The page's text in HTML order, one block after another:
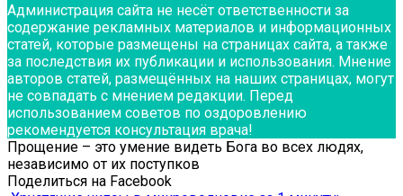
Администрация сайта не несёт ответственности за
содержание рекламных материалов и информационных
статей, которые размещены на страницах сайта, а также
за последствия их публикации и использования. Мнение
авторов статей, размещённых на наших страницах, могут
не совпадать с мнением редакции. Перед
использованием советов по оздоровлению
рекомендуется консультация врача!
Прощение – это умение видеть Бога во всех людях,
независимо от их поступков
Поделиться на Facebook